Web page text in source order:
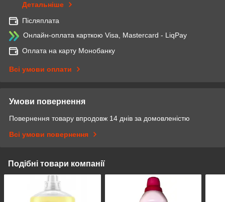
Детальніше
Післяплата
Онлайн-оплата карткою Visa, Mastercard - LiqPay
Оплата на карту Монобанку
Всі умови оплати
Умови повернення
Повернення товару впродовж 14 днів за домовленістю
Всі умови повернення
Подібні товари компанії